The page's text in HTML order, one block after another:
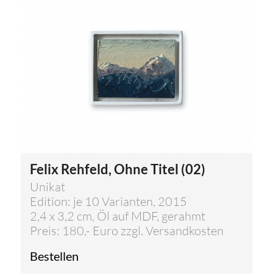
Felix Rehfeld, Ohne Titel (02)
Unikat
Edition: je 10 Varianten, 2015
2,4 x 3,2 cm, Öl auf MDF, gerahmt
Preis: 180,- Euro zzgl. Versandkosten
Bestellen